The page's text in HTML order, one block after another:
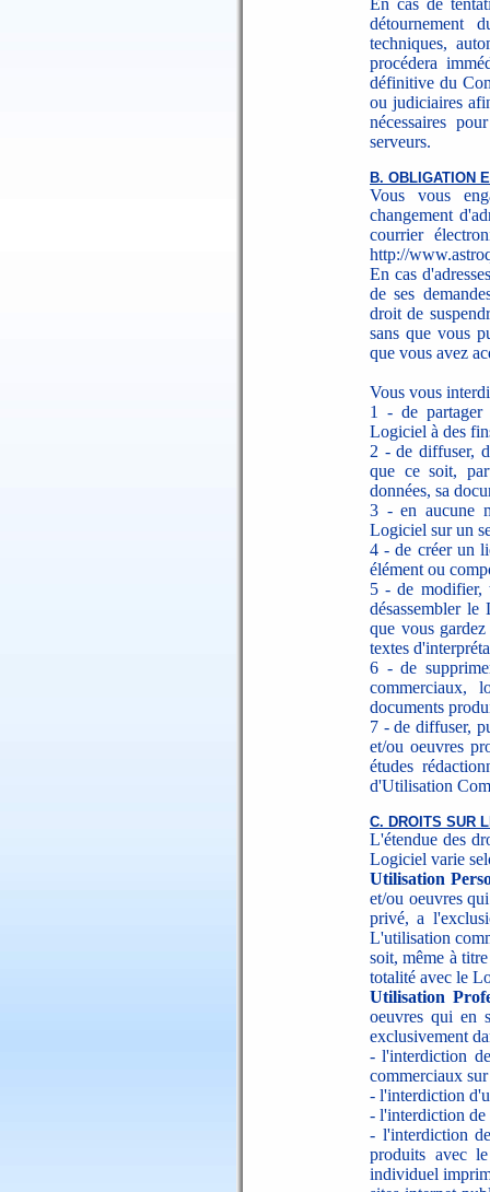
En cas de
détournement
techniques,
procédera
définitive du
ou judiciaires
nécessaires
serveurs.
B. OBLIGATION
Vous vous
changement
courrier
http://
En cas
de ses
droit de
sans que vous
que vous avez
Vous vous
1 - de
Logiciel à des
2 - de diffuser,
que ce soit,
données, sa
3 - en aucune
Logiciel sur un
4 - de créer un
élément ou
5 - de modifier,
désassembler le
que vous
textes
6 - de
commerciaux,
documents
7 - de diffuser,
et/ou oeuvres
études
d'Utilisation
C. DROITS SUR
L'étendue des
Logiciel varie
Utilisation
et/ou oeuvres
privé, a
L'utilisation
soit, même à
totalité avec le
Utilisation
oeuvres qui en
exclusivement
- l'interdiction
commerciaux
- l'interdiction
- l'interdiction de
- l'interdiction
produits avec
individuel